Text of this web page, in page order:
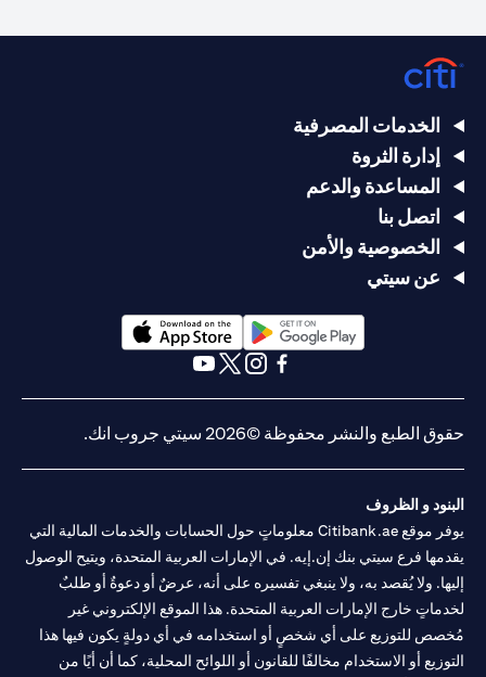
الخدمات المصرفية
إدارة الثروة
المساعدة والدعم
اتصل بنا
الخصوصية والأمن
عن سيتي
(opens in a new tab)
حقوق الطبع والنشر محفوظة ©2026 سيتي جروب انك.
البنود و الظروف
يوفر موقع Citibank.ae معلوماتٍ حول الحسابات والخدمات المالية التي
يقدمها فرع سيتي بنك إن.إيه. في الإمارات العربية المتحدة، ويتيح الوصول
إليها. ولا يُقصد به، ولا ينبغي تفسيره على أنه، عرضٌ أو دعوةٌ أو طلبٌ
لخدماتٍ خارج الإمارات العربية المتحدة. هذا الموقع الإلكتروني غير
مُخصص للتوزيع على أي شخصٍ أو استخدامه في أي دولةٍ يكون فيها هذا
التوزيع أو الاستخدام مخالفًا للقانون أو اللوائح المحلية، كما أن أيًا من